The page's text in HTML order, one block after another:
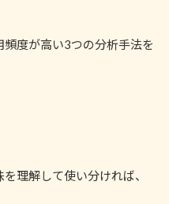
度が高い3つの分析手法を
理解して使い分ければ、